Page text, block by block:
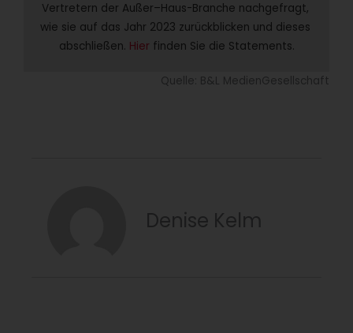
Vertretern der Außer–Haus-Branche nachgefragt,
wie sie auf das Jahr 2023 zurückblicken und dieses
abschließen. Hier finden Sie die Statements.
Quelle: B&L MedienGesellschaft
Denise Kelm